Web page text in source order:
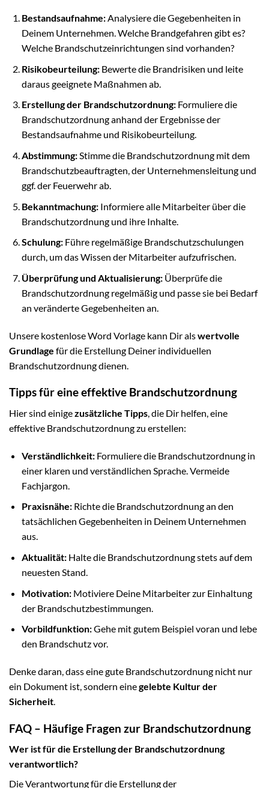
Bestandsaufnahme:Analysiere die Gegebenheiten in
Deinem Unternehmen. Welche Brandgefahren gibt es?
Welche Brandschutzeinrichtungen sind vorhanden?
Risikobeurteilung:Bewerte die Brandrisiken und leite
daraus geeignete Maßnahmen ab.
Erstellung der Brandschutzordnung:Formuliere die
Brandschutzordnung anhand der Ergebnisse der
Bestandsaufnahme und Risikobeurteilung.
Abstimmung:Stimme die Brandschutzordnung mit dem
Brandschutzbeauftragten, der Unternehmensleitung und
ggf. der Feuerwehr ab.
Bekanntmachung:Informiere alle Mitarbeiter über die
Brandschutzordnung und ihre Inhalte.
Schulung:Führe regelmäßige Brandschutzschulungen
durch, um das Wissen der Mitarbeiter aufzufrischen.
Überprüfung und Aktualisierung:Überprüfe die
Brandschutzordnung regelmäßig und passe sie bei Bedarf
an veränderte Gegebenheiten an.
Unsere kostenlose Word Vorlage kann Dir alswertvolle
Grundlage für die Erstellung Deiner individuellen
Brandschutzordnung dienen.
Tipps für eine effektive Brandschutzordnung
Hier sind einigezusätzliche Tipps, die Dir helfen, eine
effektive Brandschutzordnung zu erstellen:
Verständlichkeit:Formuliere die Brandschutzordnung in
einer klaren und verständlichen Sprache. Vermeide
Fachjargon.
Praxisnähe:Richte die Brandschutzordnung an den
tatsächlichen Gegebenheiten in Deinem Unternehmen
aus.
Aktualität:Halte die Brandschutzordnung stets auf dem
neuesten Stand.
Motivation:Motiviere Deine Mitarbeiter zur Einhaltung
der Brandschutzbestimmungen.
Vorbildfunktion:Gehe mit gutem Beispiel voran und lebe
den Brandschutz vor.
Denke daran, dass eine gute Brandschutzordnung nicht nur
ein Dokument ist, sondern einegelebte Kultur der
Sicherheit.
FAQ – Häufige Fragen zur Brandschutzordnung
Wer ist für die Erstellung der Brandschutzordnung
verantwortlich?
Die Verantwortung für die Erstellung der